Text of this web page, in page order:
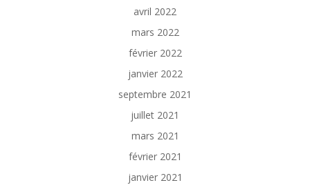
avril 2022
mars 2022
février 2022
janvier 2022
septembre 2021
juillet 2021
mars 2021
février 2021
janvier 2021